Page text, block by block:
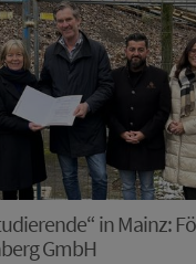
in Mainz:
GmbH